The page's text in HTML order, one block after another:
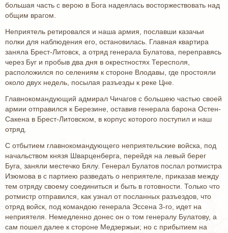
большая часть с верою в Бога надеялась восторжествовать над
общим врагом.
Неприятель ретировался и наша армия, пославши казачьи
полки для наблюдения его, остановилась. Главная квартира
заняла Брест-Литовск, а отряд генерала Булатова, переправясь
через Буг и пробыв два дня в окрестностях Тересполя,
расположился по селениям к стороне Влодавы, где простояли
около двух недель, посылая разъезды к реке Цне.
Главнокомандующий адмирал Чичагов с большею частью своей
армии отправился к Березине, оставив генерала барона Остен-
Сакена в Брест-Литовском, в корпус которого поступил и наш
отряд.
С отбытием главнокомандующего неприятельские войска, под
начальством князя Шварценберга, перейдя на левый берег
Буга, заняли местечко Бялу. Генерал Булатов послал ротмистра
Изюмова в с партиею разведать о неприятеле, приказав между
тем отряду своему соединиться и быть в готовности. Только что
ротмистр отправился, как узнал от посланных разъездов, что
отряд войск, под командою генерала Эссена 3-го, идет на
неприятеля. Немедленно донес он о том генералу Булатову, а
сам пошел далее к стороне Медзержыи; но с прибытием на